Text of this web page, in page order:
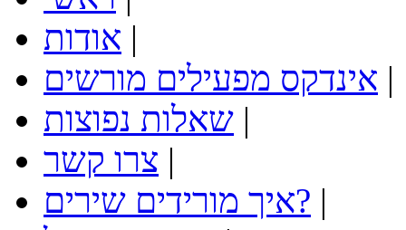
אודות |
אינדקס מפעילים מורשים |
שאלות נפוצות |
צרו קשר |
איך מורידים שירים? |